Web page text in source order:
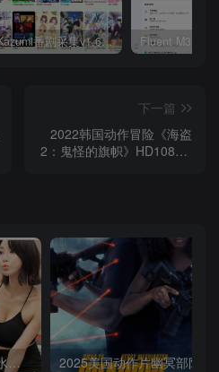
Kazumi番剧采集v1.6.9：支持自定义规则+在线观看+弹幕，跨平台下载
下一篇
2022韩国动作冒险《海盗
2：鬼怪的旗帜》HD1080P.
车模视频打包下载-高清无水印版